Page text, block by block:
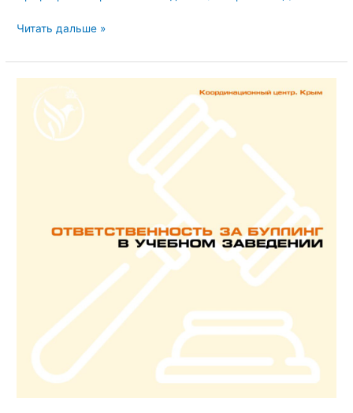
Этика
антикоррупционное
поведение
Читать дальше »